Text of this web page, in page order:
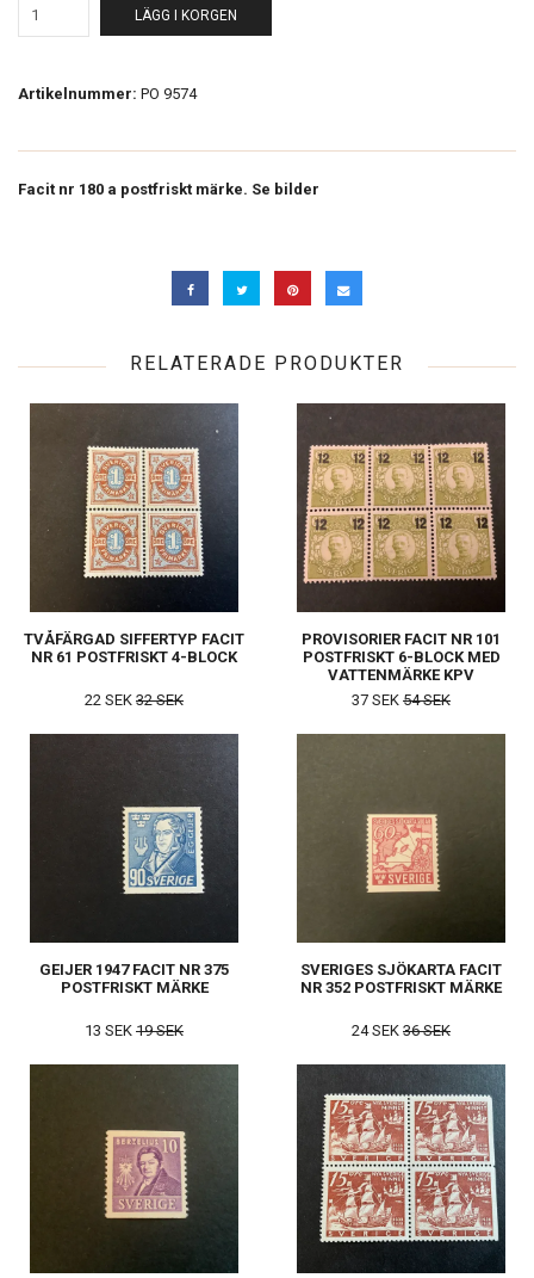
LÄGG I KORGEN
Artikelnummer: PO 9574
Facit nr 180 a postfriskt märke. Se bilder
RELATERADE PRODUKTER
TVÅFÄRGAD SIFFERTYP FACIT
NR 61 POSTFRISKT 4-BLOCK
22 SEK 32 SEK
PROVISORIER FACIT NR 101
POSTFRISKT 6-BLOCK MED
VATTENMÄRKE KPV
37 SEK 54 SEK
GEIJER 1947 FACIT NR 375
POSTFRISKT MÄRKE
13 SEK 19 SEK
SVERIGES SJÖKARTA FACIT
NR 352 POSTFRISKT MÄRKE
24 SEK 36 SEK